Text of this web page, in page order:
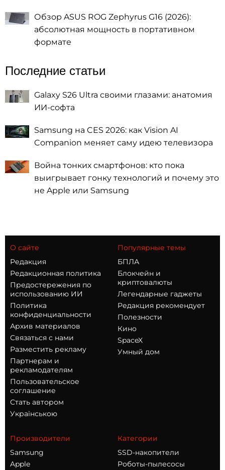
Обзор ASUS ROG Zephyrus G16 (2026):
абсолютная мощность в портативном
формате
Последние статьи
Galaxy S26 Ultra своими глазами: анатомия
ИИ-софта
Samsung на CES 2026: как Vision AI
Companion меняет саму идею телевизора
Война тонких смартфонов: кто пока
выигрывает гонку технологий и почему это
не Apple или Samsung
О сайте
Редакция
Редакционная политика
Предостережения по
использованию ИИ
Политика
конфиденциальности
Архив материалов
Связаться с нами
Разместить рекламу
Партнерам и
рекламодателям
Пользовательское
соглашение
Стать автором
Українською
Популярные темы
БПЛА
Блокчейн и
криптовалюты
Легендарные гаджеты
Редакция рекомендует
Полезности
Кино
SpaceX
Умный дом
Производители
Samsung
Apple
Категории
SSD-накопители
Роботы-пылесосы